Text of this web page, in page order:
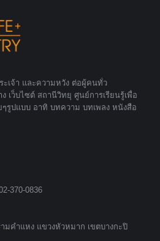
ะเจ้า และความหวัง ต่อผู้คนทั่ว
เว็บไซต์ สถานีวิทยุ ศูนย์การเรียนรู้เพื่อ
รูปแบบ อาทิ บทความ บทเพลง หนังสือ
370-0836
มคำแหง แขวงหัวหมาก เขตบางกะปิ